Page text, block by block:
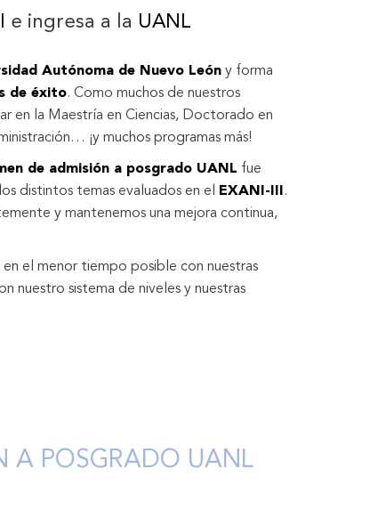
e ingresa a la UANL
Autónoma de Nuevo León y forma
de éxito. Como muchos de nuestros
en la Maestría en Ciencias, Doctorado en
¡y muchos programas más!
de admisión a posgrado UANL fue
distintos temas evaluados en el
EXANI-III
.
y mantenemos una mejora continua,
en el menor tiempo posible con nuestras
nuestro sistema de niveles y nuestras
A POSGRADO UANL